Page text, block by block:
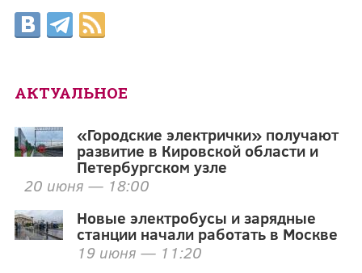
АКТУАЛЬНОЕ
«Городские электрички» получают
развитие в Кировской области и
Петербургском узле
20 июня — 18:00
Новые электробусы и зарядные
станции начали работать в Москве
19 июня — 11:20